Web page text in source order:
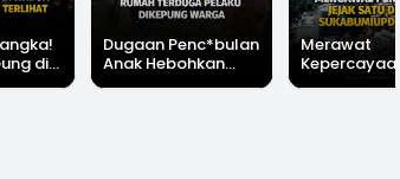
di
Karian
Dugaan Penc*bulan
Anak Hebohkan
Simpenan
Merawat
Kepercayaan,
Mengawal